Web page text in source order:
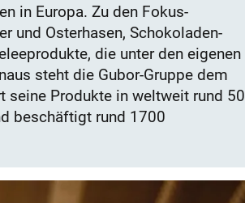
in Europa. Zu den Fokus-
und Osterhasen, Schokoladen-
die unter den eigenen
steht die Gubor-Gruppe dem
seine Produkte in weltweit rund 50
beschäftigt rund 1700